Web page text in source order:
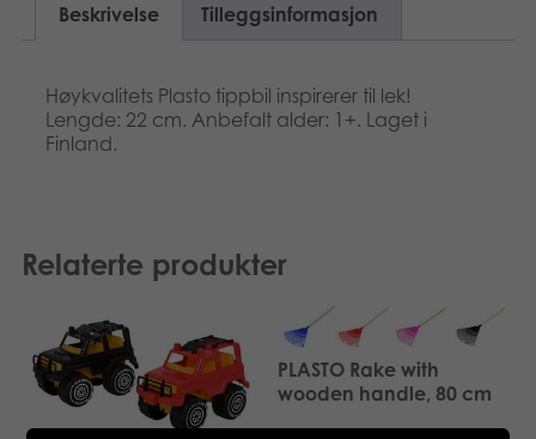
Beskrivelse Tilleggsinformasjon
Høykvalitets Plasto tippbil inspirerer til lek!
Lengde: 22 cm. Anbefalt alder: 1+. Laget i
Finland.
Relaterte produkter
PLASTO Rake with
wooden handle, 80 cm